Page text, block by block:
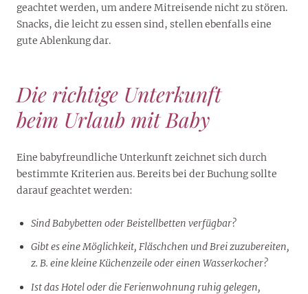
geachtet werden, um andere Mitreisende nicht zu stören.
Snacks, die leicht zu essen sind, stellen ebenfalls eine
gute Ablenkung dar.
Die richtige Unterkunft
beim Urlaub mit Baby
Eine babyfreundliche Unterkunft zeichnet sich durch
bestimmte Kriterien aus. Bereits bei der Buchung sollte
darauf geachtet werden:
Sind Babybetten oder Beistellbetten verfügbar?
Gibt es eine Möglichkeit, Fläschchen und Brei zuzubereiten,
z. B. eine kleine Küchenzeile oder einen Wasserkocher?
Ist das Hotel oder die Ferienwohnung ruhig gelegen,